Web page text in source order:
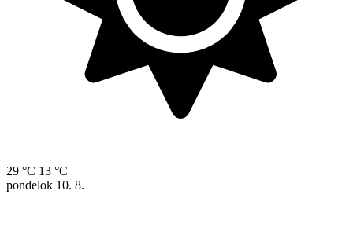
29 °C 13 °C
pondelok 10. 8.